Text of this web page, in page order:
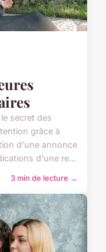
secret des
grâce à
d'une annonce
d'une re...
3 min de lecture →